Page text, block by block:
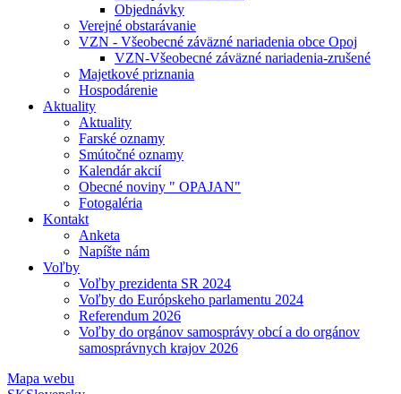
Objednávky
Verejné obstarávanie
VZN - Všeobecné záväzné nariadenia obce Opoj
VZN-Všeobecné záväzné nariadenia-zrušené
Majetkové priznania
Hospodárenie
Aktuality
Aktuality
Farské oznamy
Smútočné oznamy
Kalendár akcií
Obecné noviny " OPAJAN"
Fotogaléria
Kontakt
Anketa
Napíšte nám
Voľby
Voľby prezidenta SR 2024
Voľby do Európskeho parlamentu 2024
Referendum 2026
Voľby do orgánov samosprávy obcí a do orgánov
samosprávnych krajov 2026
Mapa webu